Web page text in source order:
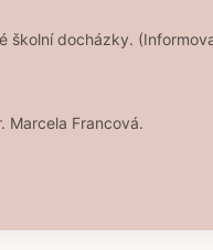
docházky.
Marcela Francová.